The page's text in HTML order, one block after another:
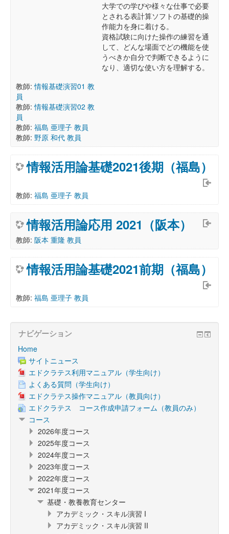
大学での学びや様々な仕事で必要
とされる表計算ソフトの基礎的操
作能力を身に着ける。
資格試験に向けた操作の練習を通
して、どんな場面でどの機能を使
うべきか自分で判断できるように
なり、適切な使い方を理解する。
教師:情報基礎演習01 教
員
教師:情報基礎演習02 教
員
教師: 福島 亜理子 教員
教師: 野原 和代 教員
情報活用論基礎2021後期（福島）
教師: 福島 亜理子 教員
情報活用論応用 2021（阪本）
教師: 阪本 重隆 教員
情報活用論基礎2021前期（福島）
教師: 福島 亜理子 教員
ナビゲーション
Home
サイトニュース
エドクラテス利用マニュアル（学生向け）
よくある質問（学生向け）
エドクラテス操作マニュアル（教員向け）
エドクラテス コース作成申請フォーム（教員のみ）
コース
2026年度コース
2025年度コース
2024年度コース
2023年度コース
2022年度コース
2021年度コース
基礎・教養教育センター
アカデミック・スキル演習 I
アカデミック・スキル演習 II